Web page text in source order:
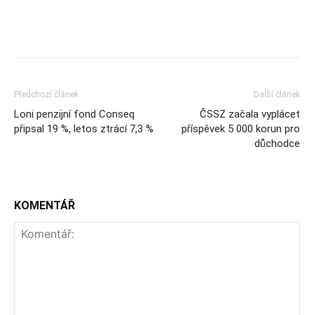
Předchozí článek
Loni penzijní fond Conseq
připsal 19 %, letos ztrácí 7,3 %
Další článek
ČSSZ začala vyplácet
příspěvek 5 000 korun pro
důchodce
KOMENTÁŘ